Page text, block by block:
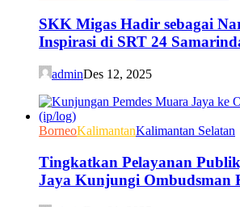
SKK Migas Hadir sebagai
Inspirasi di SRT 24
adminDes 12, 2025
BorneoKalimantanKalimantan Selatan
Tingkatkan Pelayanan
Jaya Kunjungi Ombudsman